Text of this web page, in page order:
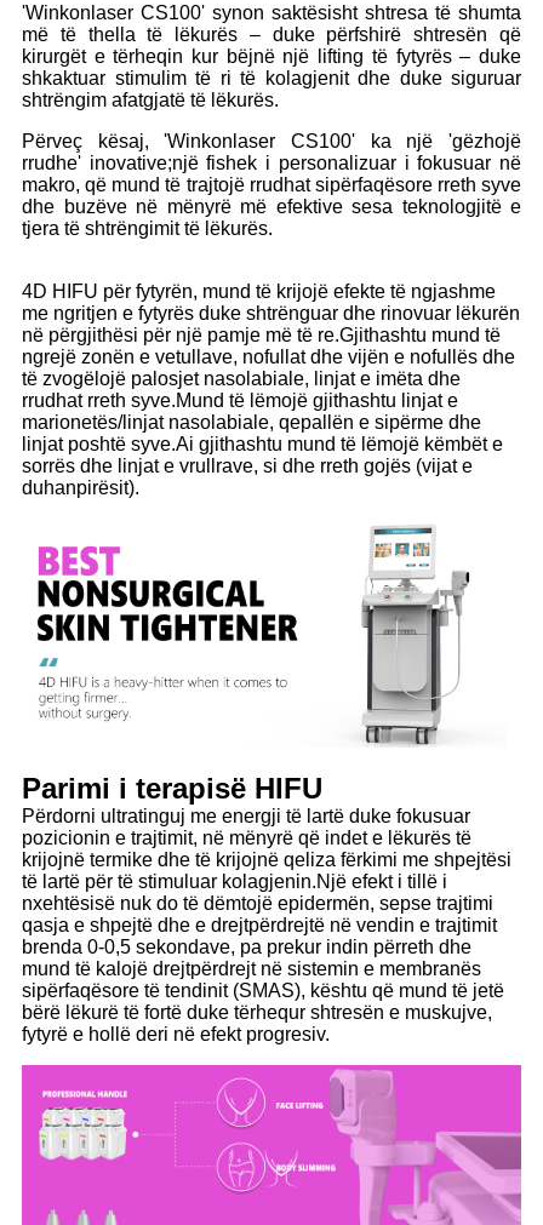
'Winkonlaser CS100' synon saktësisht shtresa të shumta
më të thella të lëkurës – duke përfshirë shtresën që
kirurgët e tërheqin kur bëjnë një lifting të fytyrës – duke
shkaktuar stimulim të ri të kolagjenit dhe duke siguruar
shtrëngim afatgjatë të lëkurës.
Përveç kësaj, 'Winkonlaser CS100' ka një 'gëzhojë
rrudhe' inovative;një fishek i personalizuar i fokusuar në
makro, që mund të trajtojë rrudhat sipërfaqësore rreth syve
dhe buzëve në mënyrë më efektive sesa teknologjitë e
tjera të shtrëngimit të lëkurës.
4D HIFU për fytyrën, mund të krijojë efekte të ngjashme
me ngritjen e fytyrës duke shtrënguar dhe rinovuar lëkurën
në përgjithësi për një pamje më të re.Gjithashtu mund të
ngrejë zonën e vetullave, nofullat dhe vijën e nofullës dhe
të zvogëlojë palosjet nasolabiale, linjat e imëta dhe
rrudhat rreth syve.Mund të lëmojë gjithashtu linjat e
marionetës/linjat nasolabiale, qepallën e sipërme dhe
linjat poshtë syve.Ai gjithashtu mund të lëmojë këmbët e
sorrës dhe linjat e vrullrave, si dhe rreth gojës (vijat e
duhanpirësit).
Parimi i terapisë HIFU
Përdorni ultratinguj me energji të lartë duke fokusuar
pozicionin e trajtimit, në mënyrë që indet e lëkurës të
krijojnë termike dhe të krijojnë qeliza fërkimi me shpejtësi
të lartë për të stimuluar kolagjenin.Një efekt i tillë i
nxehtësisë nuk do të dëmtojë epidermën, sepse trajtimi
qasja e shpejtë dhe e drejtpërdrejtë në vendin e trajtimit
brenda 0-0,5 sekondave, pa prekur indin përreth dhe
mund të kalojë drejtpërdrejt në sistemin e membranës
sipërfaqësore të tendinit (SMAS), kështu që mund të jetë
bërë lëkurë të fortë duke tërhequr shtresën e muskujve,
fytyrë e hollë deri në efekt progresiv.